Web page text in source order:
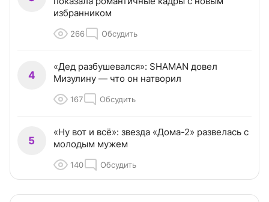
избранником
266 Обсудить
4
«Дед разбушевался»: SHAMAN довел
Мизулину — что он натворил
167 Обсудить
5
«Ну вот и всё»: звезда «Дома-2» развелась с
молодым мужем
140 Обсудить